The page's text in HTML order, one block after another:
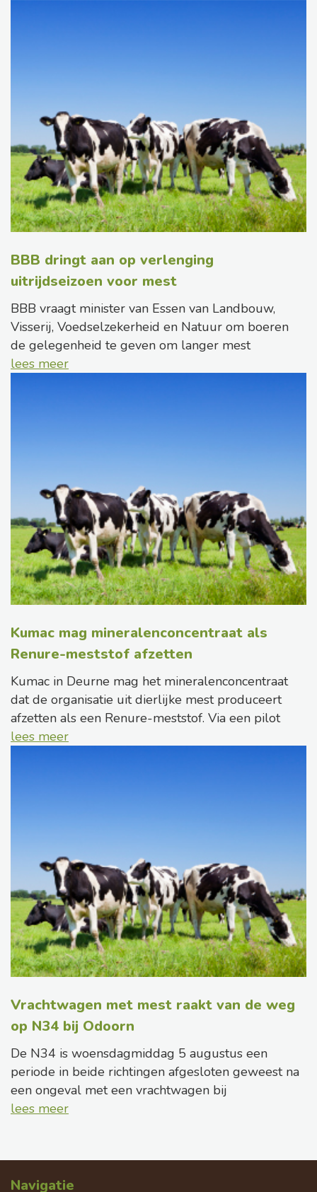
BBB dringt aan op verlenging
uitrijdseizoen voor mest
BBB vraagt minister van Essen van Landbouw,
Visserij, Voedselzekerheid en Natuur om boeren
de gelegenheid te geven om langer mest
lees meer
Kumac mag mineralenconcentraat als
Renure-meststof afzetten
Kumac in Deurne mag het mineralenconcentraat
dat de organisatie uit dierlijke mest produceert
afzetten als een Renure-meststof. Via een pilot
lees meer
Vrachtwagen met mest raakt van de weg
op N34 bij Odoorn
De N34 is woensdagmiddag 5 augustus een
periode in beide richtingen afgesloten geweest na
een ongeval met een vrachtwagen bij
lees meer
Navigatie